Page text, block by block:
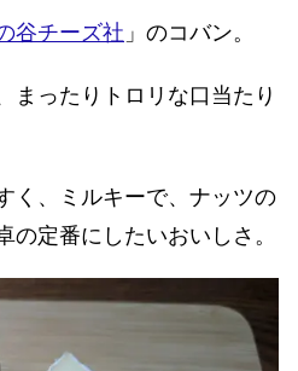
谷チーズ社 」のコバン。
まったりトロリな口当たり
く、ミルキーで、ナッツの
の定番にしたいおいしさ。